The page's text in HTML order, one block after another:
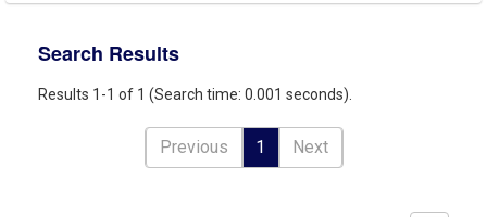
Search Results
Results 1-1 of 1 (Search time: 0.001 seconds).
Previous 1 Next